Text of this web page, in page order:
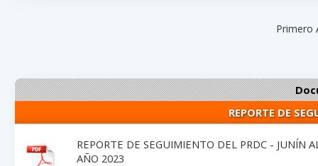
Primero
REPORTE DE
REPORTE DE SEGUIMIENTO DEL PRDC - JUNÍN
AÑO 2023